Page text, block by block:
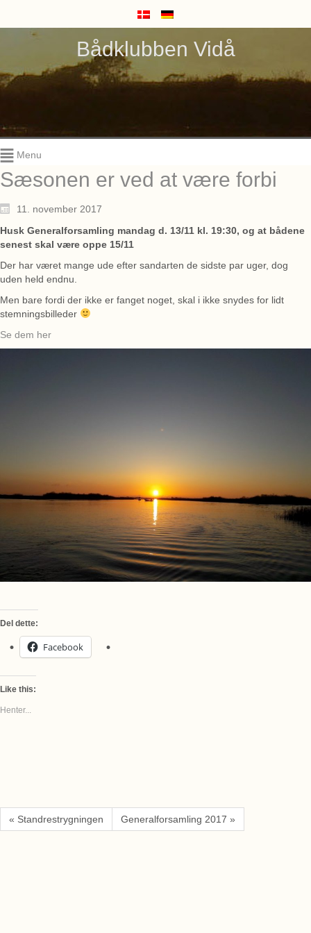
Bådklubben Vidå
Menu
Sæsonen er ved at være forbi
11. november 2017
Husk Generalforsamling mandag d. 13/11 kl. 19:30, og at bådene
senest skal være oppe 15/11
Der har været mange ude efter sandarten de sidste par uger, dog
uden held endnu.
Men bare fordi der ikke er fanget noget, skal i ikke snydes for lidt
stemningsbilleder
Se dem her
Del dette:
Facebook
Like this:
Henter...
« Standrestrygningen Generalforsamling 2017 »